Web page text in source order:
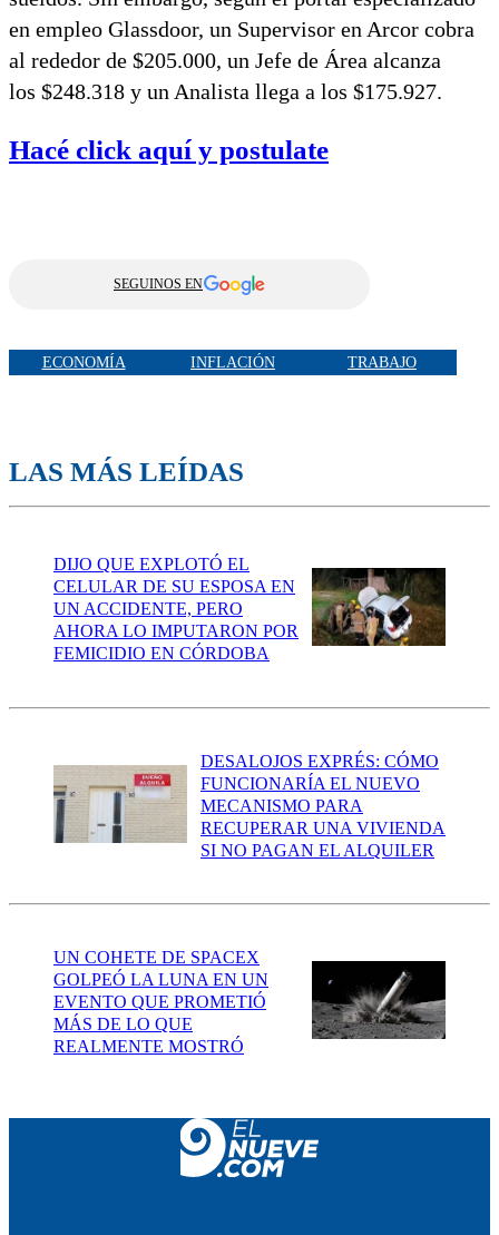
en empleo Glassdoor, un Supervisor en Arcor cobra
al rededor de $205.000, un Jefe de Área alcanza
los $248.318 y un Analista llega a los $175.927.
Hacé click aquí y postulate
SEGUINOS EN
ECONOMÍA INFLACIÓN TRABAJO
LAS MÁS LEÍDAS
DIJO QUE EXPLOTÓ EL
CELULAR DE SU ESPOSA EN
UN ACCIDENTE, PERO
AHORA LO IMPUTARON POR
FEMICIDIO EN CÓRDOBA
DESALOJOS EXPRÉS: CÓMO
FUNCIONARÍA EL NUEVO
MECANISMO PARA
RECUPERAR UNA VIVIENDA
SI NO PAGAN EL ALQUILER
UN COHETE DE SPACEX
GOLPEÓ LA LUNA EN UN
EVENTO QUE PROMETIÓ
MÁS DE LO QUE
REALMENTE MOSTRÓ